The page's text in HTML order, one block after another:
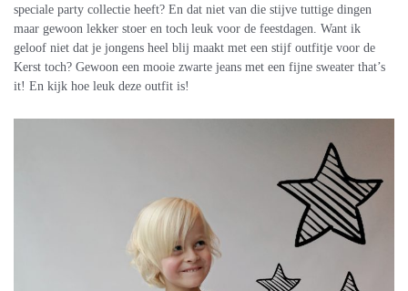
speciale party collectie heeft? En dat niet van die stijve tuttige dingen
maar gewoon lekker stoer en toch leuk voor de feestdagen. Want ik
geloof niet dat je jongens heel blij maakt met een stijf outfitje voor de
Kerst toch? Gewoon een mooie zwarte jeans met een fijne sweater that’s
it! En kijk hoe leuk deze outfit is!